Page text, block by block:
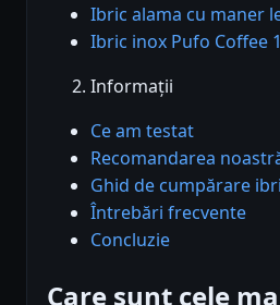
Ibric alama cu maner
Ibric inox Pufo Coffee
Informații
Ce am testat
Recomandarea
Ghid de cumpărare
Întrebări frecvente
Concluzie
Care sunt cele